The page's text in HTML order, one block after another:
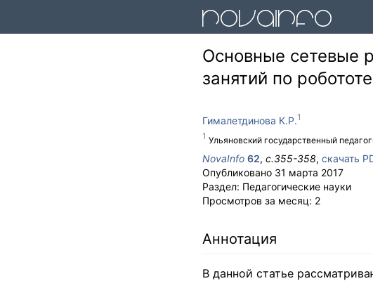
Основные сетевые
занятий по
Гималетдинова К.Р.
Ульяновский государственный
NovaInfo 62, с.355-358, скачать
Опубликовано 31 марта 2017
Раздел: Педагогические науки
Просмотров за месяц: 2
Аннотация
В данной статье